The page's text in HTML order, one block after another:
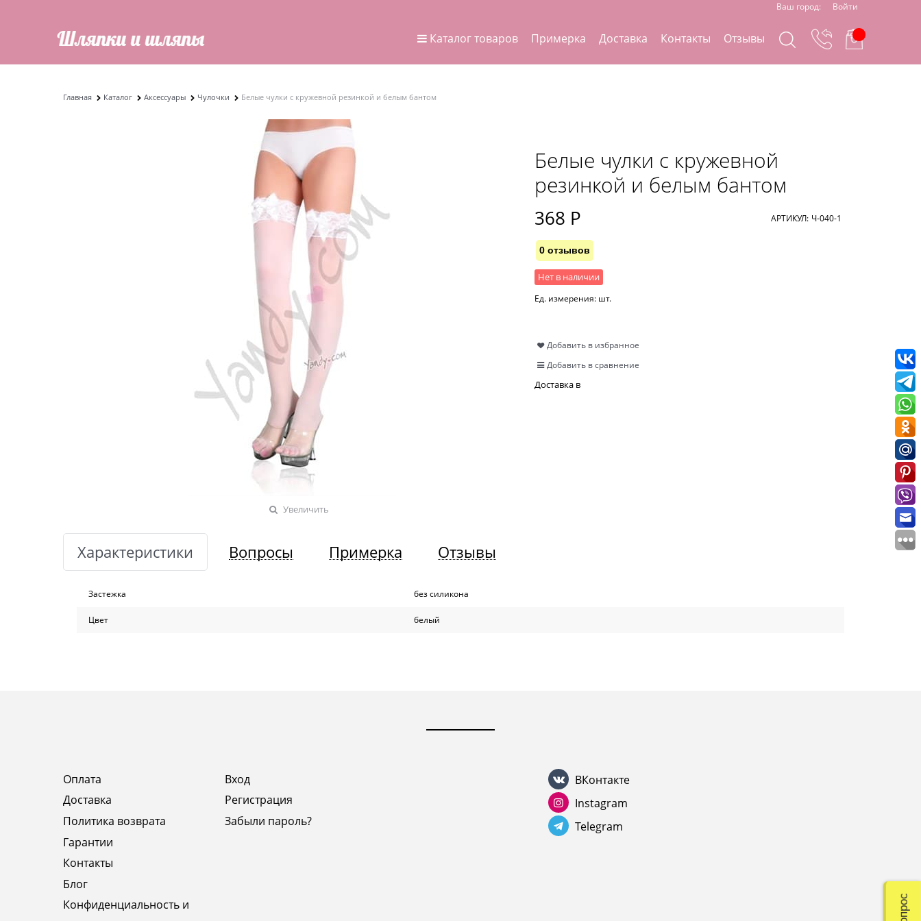
Ваш город: Войти
Каталог товаров Примерка Доставка Контакты Отзывы
Главная Каталог Аксессуары Чулочки Белые чулки с кружевной резинкой и белым бантом
Увеличить
Белые чулки с кружевной
резинкой и белым бантом
368 Р АРТИКУЛ: Ч-040-1
0 отзывов
Нет в наличии
Ед. измерения: шт.
Добавить в избранное
Добавить в сравнение
Доставка в
Характеристики Вопросы Примерка Отзывы
Застежка без силикона
Цвет белый
Оплата
Доставка
Политика возврата
Гарантии
Контакты
Блог
Конфиденциальность и
Вход
Регистрация
Забыли пароль?
ВКонтакте
Instagram
Telegram